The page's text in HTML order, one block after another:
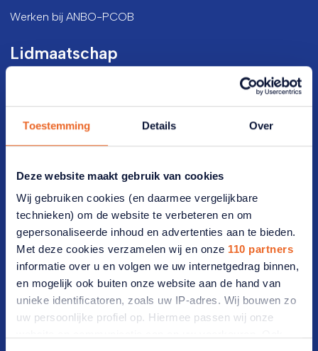
Toestemming Details Over
Deze website maakt gebruik van cookies
Wij gebruiken cookies (en daarmee vergelijkbare
technieken) om de website te verbeteren en om
gepersonaliseerde inhoud en advertenties aan te bieden.
Met deze cookies verzamelen wij en onze 110 partners
informatie over u en volgen we uw internetgedrag binnen,
en mogelijk ook buiten onze website aan de hand van
unieke identificatoren, zoals uw IP-adres. Wij bouwen zo
uw persoonlijke profiel op. Hiermee passen wij onze
Werken bij ANBO-PCOB
Lidmaatschap
Opzeggen
Bezoekadres
Vijzelmolenlaan 20-22 3447 GX Woerden
Postadres
Postbus 2012 3440 DA Woerden
Ledenservice